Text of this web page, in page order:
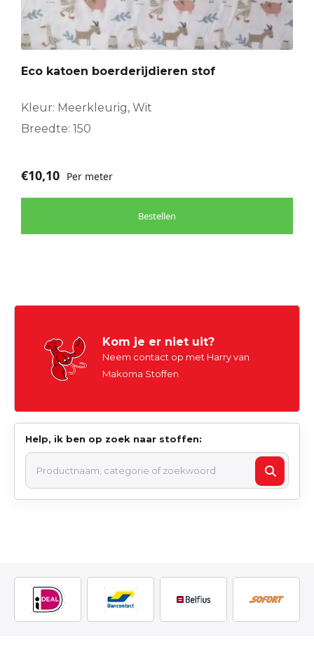
Eco katoen boerderijdieren stof
Kleur: Meerkleurig, Wit
Breedte: 150
€10,10 Per meter
Bestellen
Kom je er niet uit?
Neem contact op met Harry van
Makoma Stoffen
Help, ik ben op zoek naar stoffen: